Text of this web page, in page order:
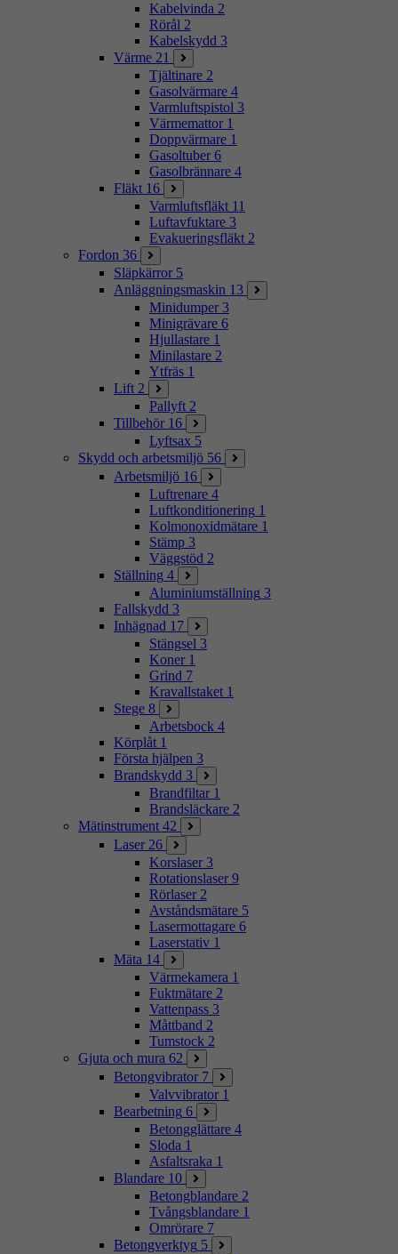
Kabelvinda 2
Rörål 2
Kabelskydd 3
Värme 21
Tjältinare 2
Gasolvärmare 4
Varmluftspistol 3
Värmemattor 1
Doppvärmare 1
Gasoltuber 6
Gasolbrännare 4
Fläkt 16
Varmluftsfläkt 11
Luftavfuktare 3
Evakueringsfläkt 2
Fordon 36
Släpkärror 5
Anläggningsmaskin 13
Minidumper 3
Minigrävare 6
Hjullastare 1
Minilastare 2
Ytfräs 1
Lift 2
Pallyft 2
Tillbehör 16
Lyftsax 5
Skydd och arbetsmiljö 56
Arbetsmiljö 16
Luftrenare 4
Luftkonditionering 1
Kolmonoxidmätare 1
Stämp 3
Väggstöd 2
Ställning 4
Aluminiumställning 3
Fallskydd 3
Inhägnad 17
Stängsel 3
Koner 1
Grind 7
Kravallstaket 1
Stege 8
Arbetsbock 4
Körplåt 1
Första hjälpen 3
Brandskydd 3
Brandfiltar 1
Brandsläckare 2
Mätinstrument 42
Laser 26
Korslaser 3
Rotationslaser 9
Rörlaser 2
Avståndsmätare 5
Lasermottagare 6
Laserstativ 1
Mäta 14
Värmekamera 1
Fuktmätare 2
Vattenpass 3
Måttband 2
Tumstock 2
Gjuta och mura 62
Betongvibrator 7
Valvvibrator 1
Bearbetning 6
Betongglättare 4
Sloda 1
Asfaltsraka 1
Blandare 10
Betongblandare 2
Tvångsblandare 1
Omrörare 7
Betongverktyg 5